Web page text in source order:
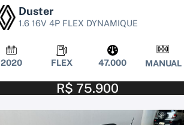
Duster
1.6 16V 4P FLEX DYNAMIQUE
2020 FLEX 47.000 MANUAL
R$ 75.900